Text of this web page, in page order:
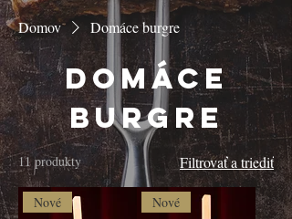
Domov Domáce burgre
Domáce
burgre
11 produkty Filtrovať a triediť
Nové Nové